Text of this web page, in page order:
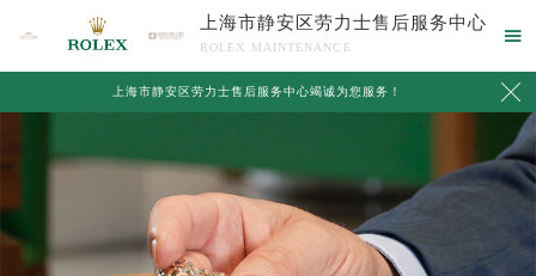
上海市静安区劳力士售后服务中心
ROLEX MAINTENANCE

上海市静安区劳力士售后服务中心竭诚为您服务！ 